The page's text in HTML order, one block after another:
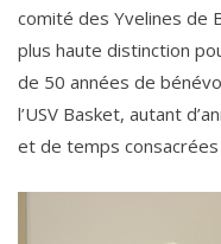
comité des Yvelines de
plus haute distinction
de 50 années de
l’USV Basket, autant
et de temps consacrées